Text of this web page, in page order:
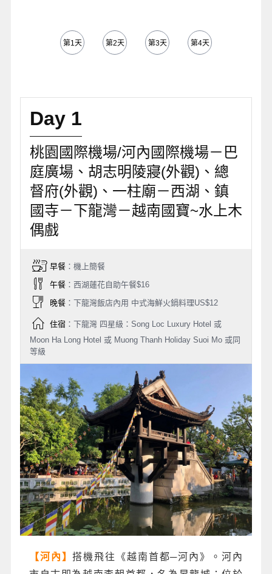
第1天 第2天 第3天 第4天
Day 1
桃園國際機場/河內國際機場－巴
庭廣場、胡志明陵寢(外觀)、總
督府(外觀)、一柱廟－西湖、鎮
國寺－下龍灣－越南國寶~水上木
偶戲
早餐：機上簡餐
午餐：西湖蓮花自助午餐$16
晚餐：下龍灣飯店內用 中式海鮮火鍋料理US$12
住宿：下龍灣 四星級：Song Loc Luxury Hotel 或
Moon Ha Long Hotel 或 Muong Thanh Holiday Suoi Mo 或同
等級
【河內】搭機飛往《越南首都─河內》。河內